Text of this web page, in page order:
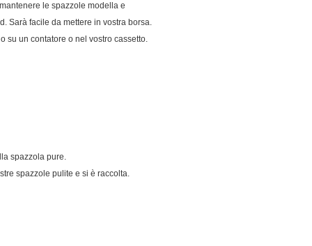
le spazzole modella e
Sarà facile da mettere in vostra borsa.
su un contatore o nel vostro cassetto.
spazzola pure.
spazzole pulite e si è raccolta.